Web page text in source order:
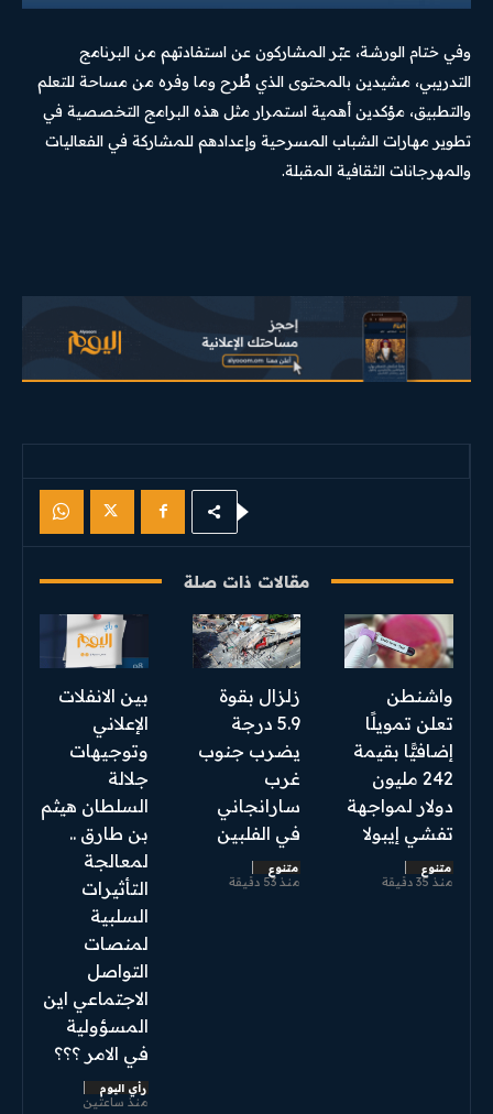
وفي ختام الورشة، عبّر المشاركون عن استفادتهم من البرنامج
التدريبي، مشيدين بالمحتوى الذي طُرح وما وفره من مساحة للتعلم
والتطبيق، مؤكدين أهمية استمرار مثل هذه البرامج التخصصية في
تطوير مهارات الشباب المسرحية وإعدادهم للمشاركة في الفعاليات
والمهرجانات الثقافية المقبلة.
مقالات ذات صلة
واشنطن
تعلن تمويلًا
إضافيًّا بقيمة
242 مليون
دولار لمواجهة
تفشي إيبولا
متنوع
منذ 35 دقيقة
زلزال بقوة
5.9 درجة
يضرب جنوب
غرب
سارانجاني
في الفلبين
متنوع
منذ 53 دقيقة
بين الانفلات
الإعلاني
وتوجيهات
جلالة
السلطان هيثم
بن طارق ..
لمعالجة
التأثيرات
السلبية
لمنصات
التواصل
الاجتماعي اين
المسؤولية
في الامر ؟؟؟
رأي اليوم
منذ ساعتين